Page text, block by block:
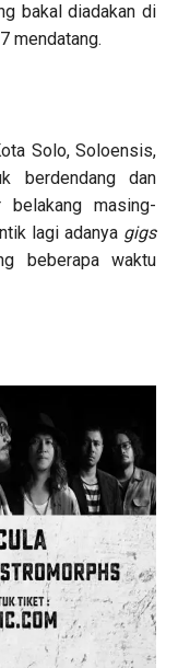
bakal diadakan di
mendatang.
Solo, Soloensis,
berdendang dan
belakang masing-
lagi adanya gigs
beberapa waktu